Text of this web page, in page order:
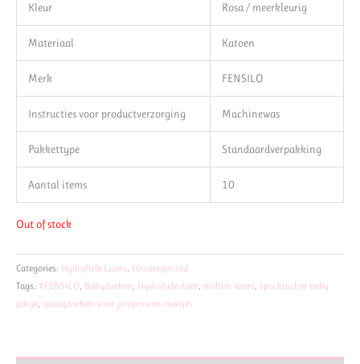
Kleur Rosa / meerkleurig
Materiaal Katoen
Merk FENSILO
Instructies voor productverzorging Machinewas
Pakkettype Standaardverpakking
Aantal items 10
Out of stock
Categories: Hydrofiele Luiers, Uncategorised
Tags: #FENSILO, Babydoeken, Hydrofiele doek, molton luiers, spucktücher baby
junge, spuugdoeken-voor-jongens-en-meisjes